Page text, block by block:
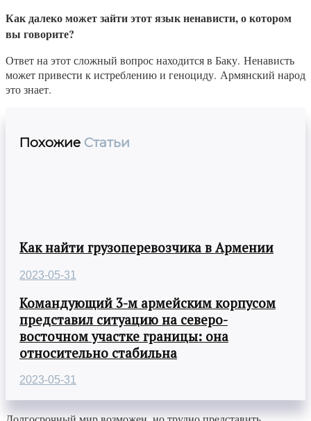
Как далеко может зайти этот язык ненависти, о котором
вы говорите?
Ответ на этот сложный вопрос находится в Баку. Ненависть
может привести к истреблению и геноциду. Армянский народ
это знает.
Похожие Статьи
Как найти грузоперевозчика в Армении
2023-05-31
Командующий 3-м армейским корпусом
представил ситуацию на северо-
восточном участке границы: она
относительно стабильна
2023-05-31